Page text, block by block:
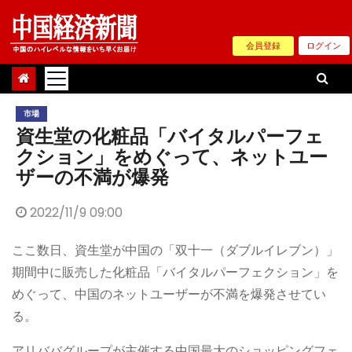
Skip
content
会員登録 ログイン
市場
資生堂の化粧品「バイタルパーフェ
クション」をめぐって、ネットユー
ザーの不満が爆発
2022/11/9 09:00
ここ数日、資生堂が中国の「双十一（ダブルイレブン）」
期間中に販売した化粧品「バイタルパーフェクション」を
めぐって、中国のネットユーザーが不満を爆発させてい
る。